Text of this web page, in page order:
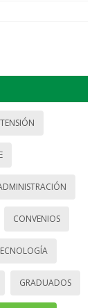
CONVENIOS
GRADUADOS